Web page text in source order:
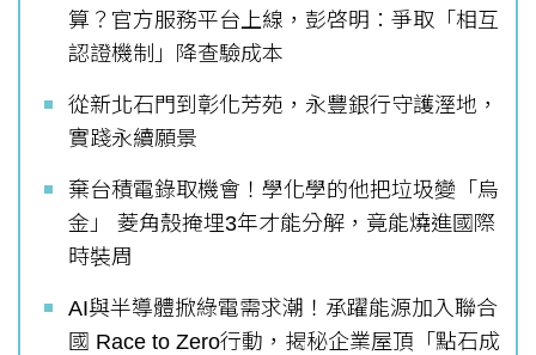
算？官方服務平台上線，彭啓明：爭取「相互
認證機制」降查驗成本
從新北石門到彰化芳苑，永豐銀行守護溼地，
實踐永續願景
棄台積電錄取機會！學化學的他把垃圾變「烏
金」 菱角殼掩埋3年才能分解，竟能燒進國際
時裝周
AI與半導體掀綠電需求潮！承躍能源加入聯合
國 Race to Zero行動，揭秘企業屋頂「點石成